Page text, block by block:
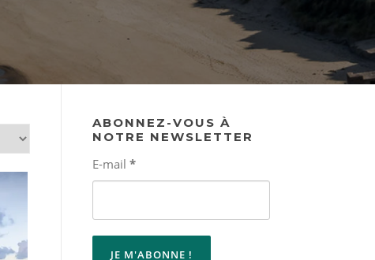
ABONNEZ-VOUS À
NOTRE NEWSLETTER
E-mail *